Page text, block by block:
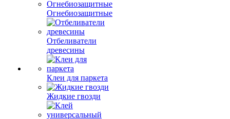
Огнебиозащитные
Отбеливатели
древесины
Клеи для паркета
Жидкие гвозди